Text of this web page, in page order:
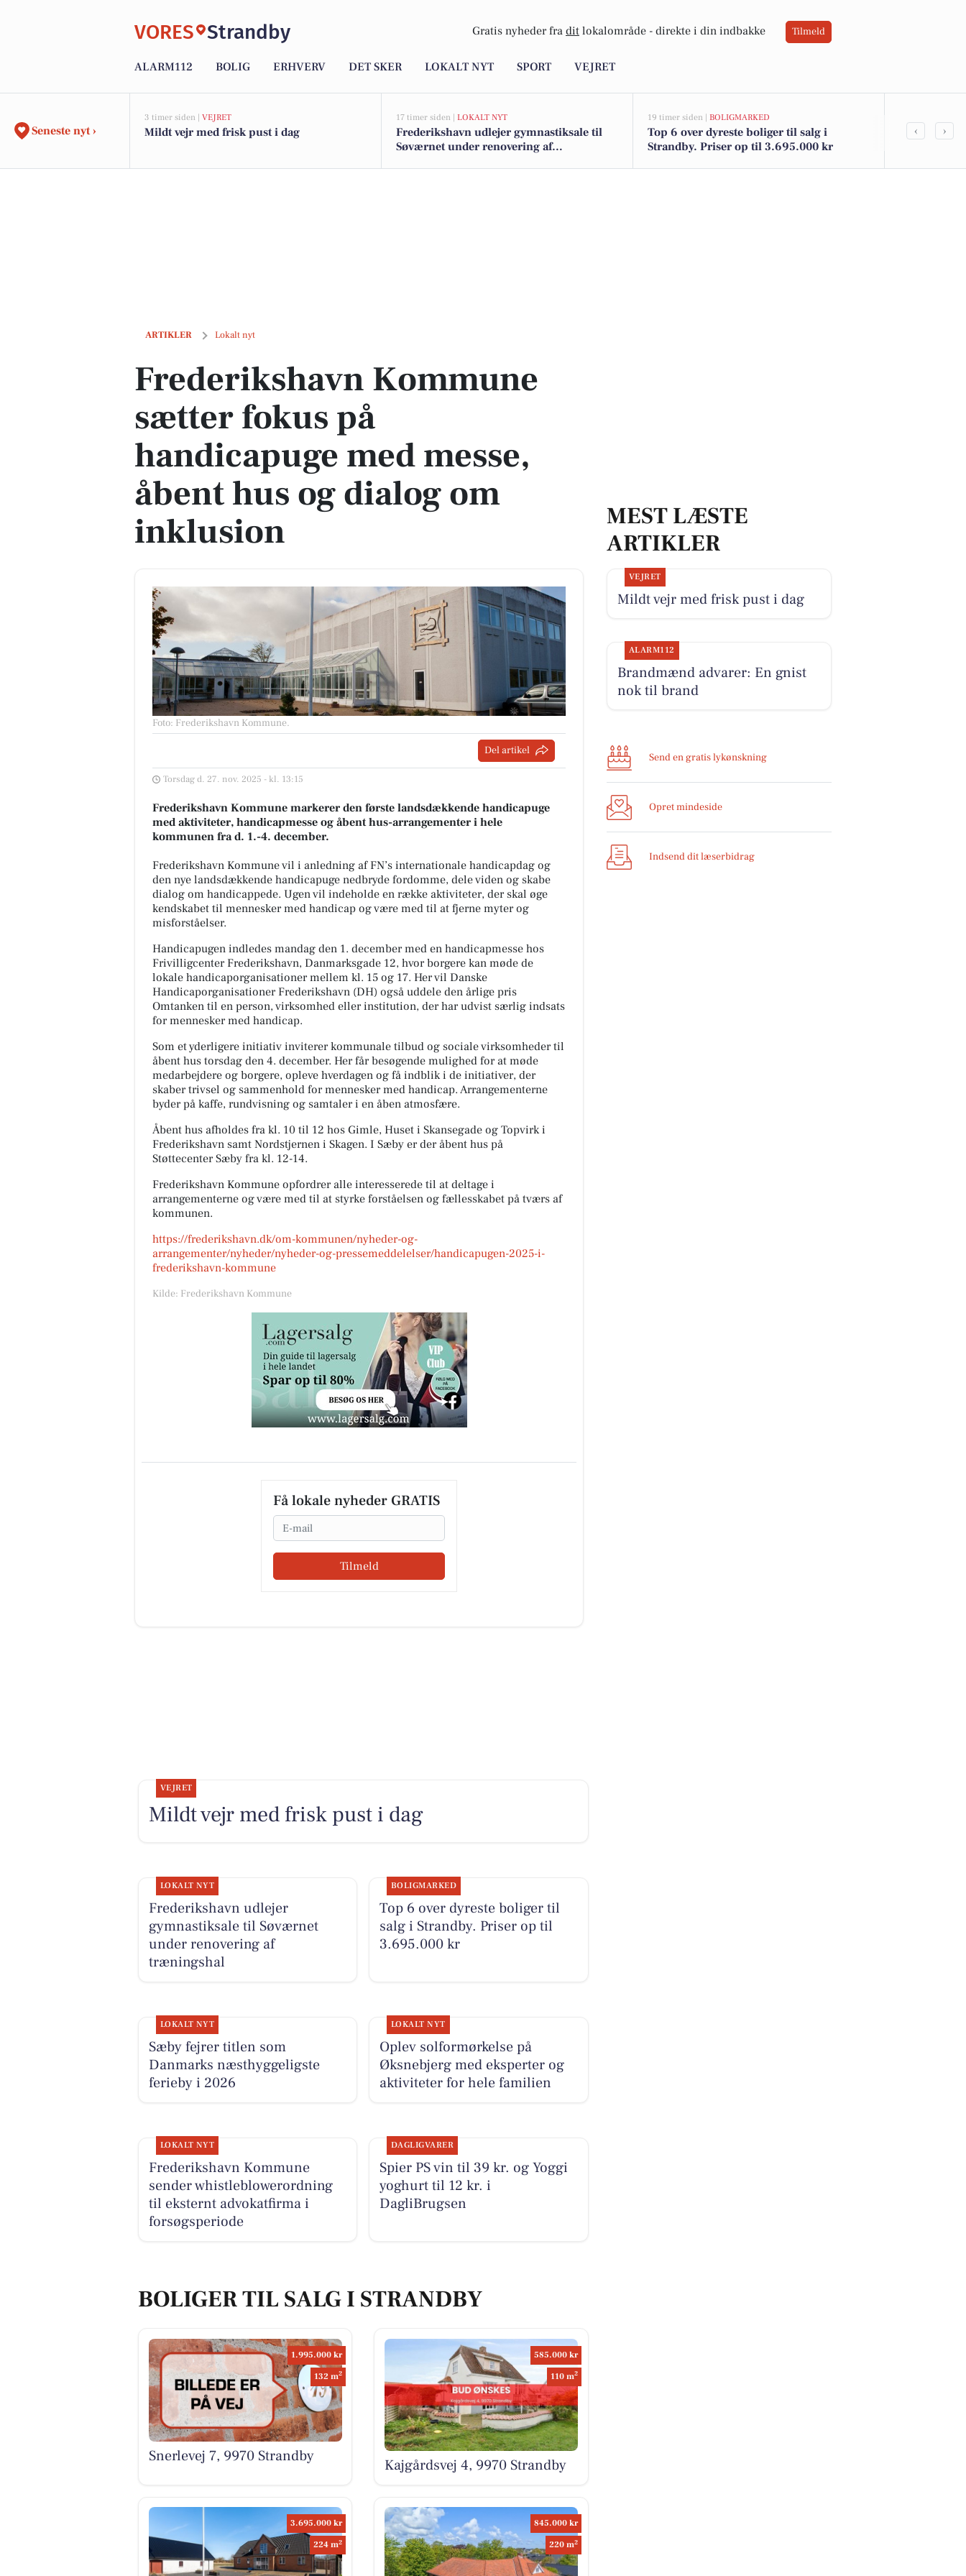
VORES Strandby Gratis nyheder fra dit lokalområde - direkte i din indbakke Tilmeld
ALARM112 BOLIG ERHVERV DET SKER LOKALT NYT SPORT VEJRET
Seneste nyt ›
3 timer siden | VEJRET
Mildt vejr med frisk pust i dag
17 timer siden | LOKALT NYT
Frederikshavn udlejer gymnastiksale til
Søværnet under renovering af
19 timer siden | BOLIGMARKED
Top 6 over dyreste boliger til salg i
Strandby. Priser op til 3.695.000 kr
Sæby fejrer
‹ ›
ARTIKLER Lokalt nyt
Frederikshavn Kommune sætter fokus på handicapuge med messe, åbent hus og dialog om inklusion
Frederikshavn Kommune
sætter fokus på
handicapuge med messe,
åbent hus og dialog om
inklusion
Foto: Frederikshavn Kommune.
Del artikel
Torsdag d. 27. nov. 2025 - kl. 13:15
Frederikshavn Kommune markerer den første landsdækkende handicapuge
med aktiviteter, handicapmesse og åbent hus-arrangementer i hele
kommunen fra d. 1.-4. december.
Frederikshavn Kommune vil i anledning af FN’s internationale handicapdag og
den nye landsdækkende handicapuge nedbryde fordomme, dele viden og skabe
dialog om handicappede. Ugen vil indeholde en række aktiviteter, der skal øge
kendskabet til mennesker med handicap og være med til at fjerne myter og
misforståelser.
Handicapugen indledes mandag den 1. december med en handicapmesse hos
Frivilligcenter Frederikshavn, Danmarksgade 12, hvor borgere kan møde de
lokale handicaporganisationer mellem kl. 15 og 17. Her vil Danske
Handicaporganisationer Frederikshavn (DH) også uddele den årlige pris
Omtanken til en person, virksomhed eller institution, der har udvist særlig indsats
for mennesker med handicap.
Som et yderligere initiativ inviterer kommunale tilbud og sociale virksomheder til
åbent hus torsdag den 4. december. Her får besøgende mulighed for at møde
medarbejdere og borgere, opleve hverdagen og få indblik i de initiativer, der
skaber trivsel og sammenhold for mennesker med handicap. Arrangementerne
byder på kaffe, rundvisning og samtaler i en åben atmosfære.
Åbent hus afholdes fra kl. 10 til 12 hos Gimle, Huset i Skansegade og Topvirk i
Frederikshavn samt Nordstjernen i Skagen. I Sæby er der åbent hus på
Støttecenter Sæby fra kl. 12-14.
Frederikshavn Kommune opfordrer alle interesserede til at deltage i
arrangementerne og være med til at styrke forståelsen og fællesskabet på tværs af
kommunen.
https://frederikshavn.dk/om-kommunen/nyheder-og-
arrangementer/nyheder/nyheder-og-pressemeddelelser/handicapugen-2025-i-
frederikshavn-kommune
Kilde: Frederikshavn Kommune
Få lokale nyheder GRATIS
Email
Tilmeld
MEST LÆSTE
ARTIKLER
VEJRET
Mildt vejr med frisk pust i dag
ALARM112
Brandmænd advarer: En gnist
nok til brand
Send en gratis lykønskning
Opret mindeside
Indsend dit læserbidrag
VEJRET
Mildt vejr med frisk pust i dag
LOKALT NYT
Frederikshavn udlejer
gymnastiksale til Søværnet
under renovering af
træningshal
BOLIGMARKED
Top 6 over dyreste boliger til
salg i Strandby. Priser op til
3.695.000 kr
LOKALT NYT
Sæby fejrer titlen som
Danmarks næsthyggeligste
ferieby i 2026
LOKALT NYT
Oplev solformørkelse på
Øksnebjerg med eksperter og
aktiviteter for hele familien
LOKALT NYT
Frederikshavn Kommune
sender whistleblowerordning
til eksternt advokatfirma i
forsøgsperiode
DAGLIGVARER
Spier PS vin til 39 kr. og Yoggi
yoghurt til 12 kr. i
DagliBrugsen
BOLIGER TIL SALG I STRANDBY
1.995.000 kr
132 m2
Snerlevej 7, 9970 Strandby
585.000 kr
110 m2
Kajgårdsvej 4, 9970 Strandby
3.695.000 kr
224 m2
845.000 kr
220 m2